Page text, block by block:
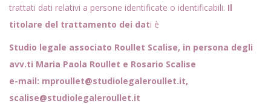
trattati dati relativi a persone identificate o identificabili. Il
titolare del trattamento dei dati è
Studio legale associato Roullet Scalise, in persona degli
avv.ti Maria Paola Roullet e Rosario Scalise
e-mail: mproullet@studiolegaleroullet.it,
scalise@studiolegaleroullet.it